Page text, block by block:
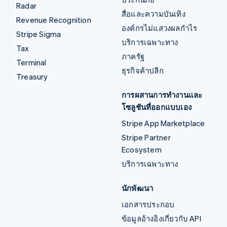
Radar
Revenue Recognition
Stripe Sigma
Tax
Terminal
Treasury
สื่อและความบันเทิง
องค์กรไม่แสวงผลกำไร
บริการเฉพาะทาง
ภาครัฐ
ธุรกิจค้าปลีก
การผสานการทำงานและ
โซลูชันที่ออกแบบเอง
Stripe App Marketplace
Stripe Partner
Ecosystem
บริการเฉพาะทาง
นักพัฒนา
เอกสารประกอบ
ข้อมูลอ้างอิงเกี่ยวกับ API